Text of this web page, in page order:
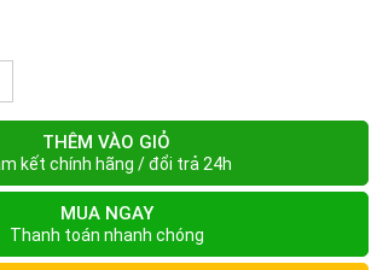
THÊM VÀO GIỎ
kết chính hãng / đổi trả 24h
MUA NGAY
Thanh toán nhanh chóng